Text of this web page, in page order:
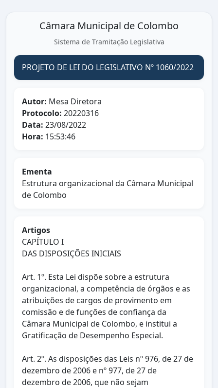
Câmara Municipal de Colombo
Sistema de Tramitação Legislativa
PROJETO DE LEI DO LEGISLATIVO Nº 1060/2022
Autor: Mesa Diretora
Protocolo: 20220316
Data: 23/08/2022
Hora: 15:53:46
Ementa
Estrutura organizacional da Câmara Municipal
de Colombo
Artigos
CAPÍTULO I
DAS DISPOSIÇÕES INICIAIS
Art. 1º. Esta Lei dispõe sobre a estrutura
organizacional, a competência de órgãos e as
atribuições de cargos de provimento em
comissão e de funções de confiança da
Câmara Municipal de Colombo, e institui a
Gratificação de Desempenho Especial.
Art. 2º. As disposições das Leis nº 976, de 27 de
dezembro de 2006 e nº 977, de 27 de
dezembro de 2006, que não sejam